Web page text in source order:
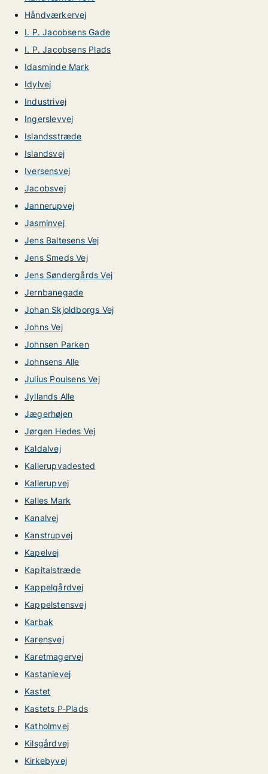
Håndværkervej
I. P. Jacobsens Gade
I. P. Jacobsens Plads
Idasminde Mark
Idylvej
Industrivej
Ingerslevvej
Islandsstræde
Islandsvej
Iversensvej
Jacobsvej
Jannerupvej
Jasminvej
Jens Baltesens Vej
Jens Smeds Vej
Jens Søndergårds Vej
Jernbanegade
Johan Skjoldborgs Vej
Johns Vej
Johnsen Parken
Johnsens Alle
Julius Poulsens Vej
Jyllands Alle
Jægerhøjen
Jørgen Hedes Vej
Kaldalvej
Kallerupvadested
Kallerupvej
Kalles Mark
Kanalvej
Kanstrupvej
Kapelvej
Kapitalstræde
Kappelgårdvej
Kappelstensvej
Karbak
Karensvej
Karetmagervej
Kastanievej
Kastet
Kastets P-Plads
Katholmvej
Kilsgårdvej
Kirkebyvej